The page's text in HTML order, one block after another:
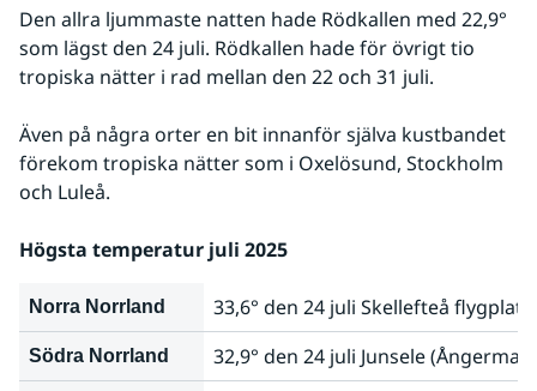
Den allra ljummaste natten hade Rödkallen med 22,9°
som lägst den 24 juli. Rödkallen hade för övrigt tio
tropiska nätter i rad mellan den 22 och 31 juli.
Även på några orter en bit innanför själva kustbandet
förekom tropiska nätter som i Oxelösund, Stockholm
och Luleå.
Högsta temperatur juli 2025
Norra Norrland 33,6° den 24 juli Skellefteå
Södra Norrland 32,9° den 24 juli Junsele